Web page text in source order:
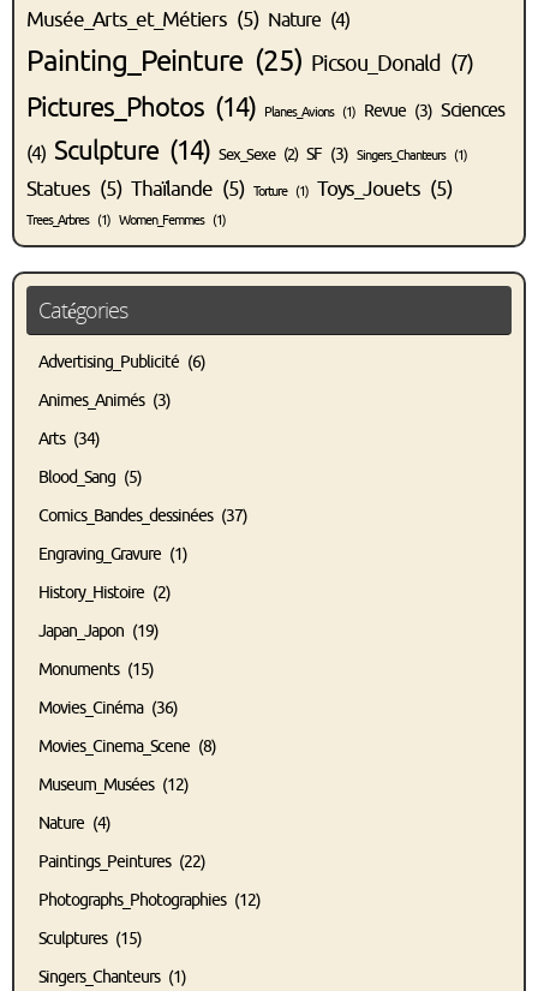
Musée_Arts_et_Métiers (5) Nature (4)
Painting_Peinture(25) Picsou_Donald (7)
Pictures_Photos (14) Planes_Avions(1) Revue (3) Sciences
(4) Sculpture(14) Sex_Sexe(2) SF (3) Singers_Chanteurs(1)
Statues (5) Thaïlande (5) Torture(1) Toys_Jouets (5)
Trees_Arbres(1) Women_Femmes(1)
Catégories
Advertising_Publicité (6)
Animes_Animés(3)
Arts(34)
Blood_Sang (5)
Comics_Bandes_dessinées(37)
Engraving_Gravure (1)
History_Histoire (2)
Japan_Japon (19)
Monuments(15)
Movies_Cinéma(36)
Movies_Cinema_Scene (8)
Museum_Musées(12)
Nature (4)
Paintings_Peintures(22)
Photographs_Photographies(12)
Sculptures(15)
Singers_Chanteurs(1)